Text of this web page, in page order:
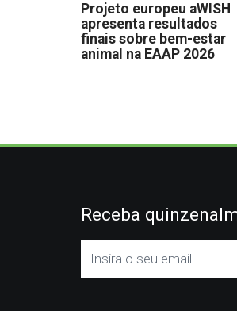
Projeto europeu aWISH
apresenta resultados
finais sobre bem-estar
animal na EAAP 2026
Receba